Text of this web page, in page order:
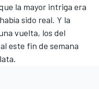
la mayor intriga era
sido real. Y la
vuelta, los del
este fin de semana